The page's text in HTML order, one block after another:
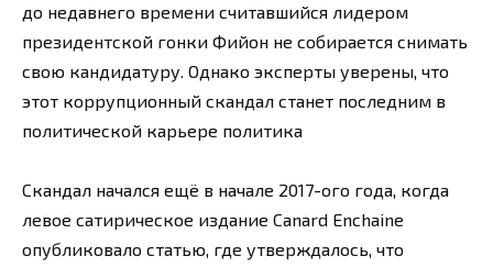
до недавнего времени считавшийся лидером
президентской гонки Фийон не собирается снимать
свою кандидатуру. Однако эксперты уверены, что
этот коррупционный скандал станет последним в
политической карьере политика
Скандал начался ещё в начале 2017-ого года, когда
левое сатирическое издание Canard Enchaine
опубликовало статью, где утверждалось, что